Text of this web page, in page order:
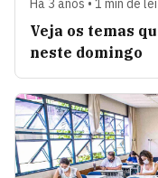
Há 3 anos • 1 min de
Veja os temas
neste domingo